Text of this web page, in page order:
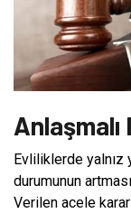
Anlaşmalı
Evliliklerde yalnız
durumunun
Verilen acele